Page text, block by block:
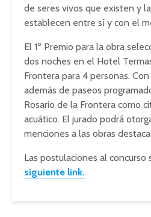
de seres vivos que existen y
establecen entre sí y con el
El 1º Premio para la obra
dos noches en el Hotel
Frontera para 4 personas.
además de paseos
Rosario de la Frontera como
acuático. El jurado podrá
menciones a las obras
Las postulaciones al
siguiente link.